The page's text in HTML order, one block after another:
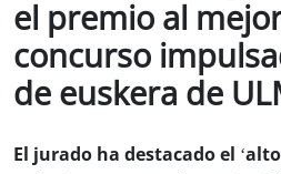
el premio al
concurso
de euskera de
El jurado ha destacado el ‘alto